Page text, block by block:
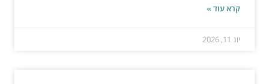
קרא עוד »
יונ 11, 2026